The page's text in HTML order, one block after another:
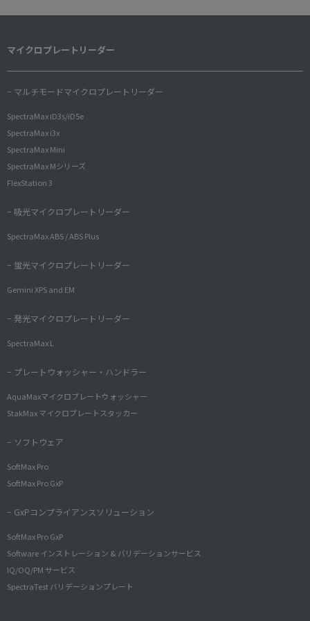
マイクロプレートリーダー
− マルチモードマイクロプレートリーダー
SpectraMax iD3s/iD5e
SpectraMax i3x
SpectraMax Mini
SpectraMax Mシリーズ
FlexStation 3
− 吸光マイクロプレートリーダー
SpectraMax ABS / ABS Plus
− 蛍光マイクロプレートリーダー
Gemini XPS and EM
− 発光マイクロプレートリーダー
SpectraMax L
− プレートウォッシャー・ハンドラー
AquaMaxマイクロプレートウォッシャー
StakMax マイクロプレートスタッカー
− ソフトウェア
SoftMax Pro
SoftMax Pro GxP
− GxPコンプライアンスソリューション
SoftMax Pro GxP
Software インストレーション & バリデーションサービス
IQ/OQ/PM サービス
SpectraTest バリデーションプレート